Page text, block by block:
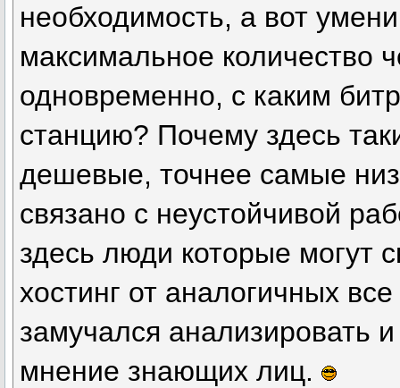
необходимость, а вот
максимальное количество
одновременно, с каким
станцию? Почему здесь
дешевые, точнее самые
связано с неустойчивой
здесь люди которые могут
хостинг от аналогичных
замучался анализировать
мнение знающих лиц.